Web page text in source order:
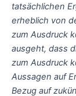
tatsächlichen
erheblich von
zum Ausdruck
ausgeht, dass
zum Ausdruck
Aussagen auf
Bezug auf